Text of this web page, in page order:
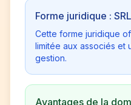
Forme juridique : SRL
Cette forme juridique
limitée aux associés et
gestion.
Avantages de la